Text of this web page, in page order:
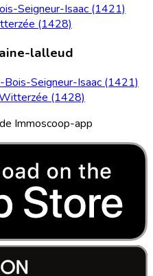
Seigneur-Isaac (1421)
(1428)
lalleud
Bois-Seigneur-Isaac (1421)
(1428)
Immoscoop-app